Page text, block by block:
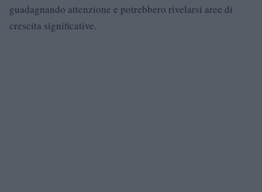
guadagnando attenzione e potrebbero rivelarsi aree di
crescita significative.